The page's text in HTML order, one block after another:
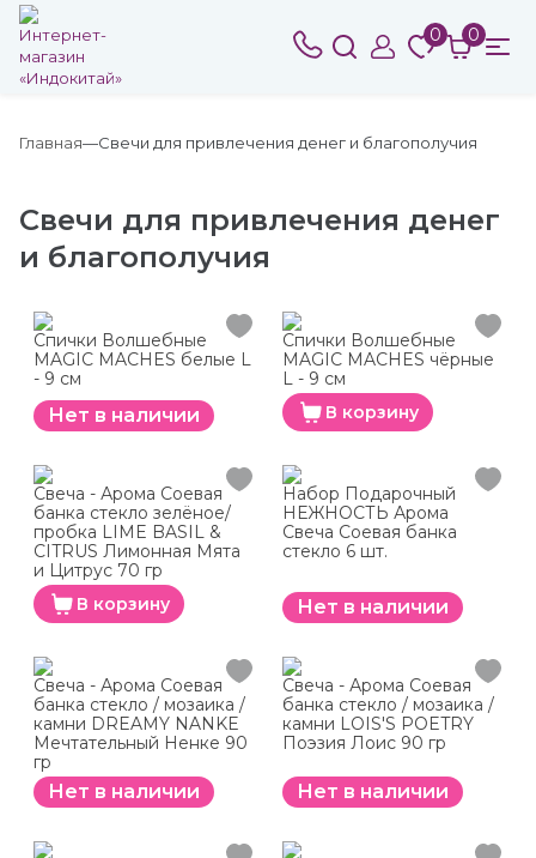
0 0
Главная Свечи для привлечения денег и благополучия
Свечи для привлечения денег
и благополучия
Спички Волшебные
MAGIC MACHES белые L
- 9 см
Нет в наличии
Спички Волшебные
MAGIC MACHES чёрные
L - 9 см
В корзину
Свеча - Арома Соевая
банка стекло зелёное/
пробка LIME BASIL &
CITRUS Лимонная Мята
и Цитрус 70 гр
В корзину
Набор Подарочный
НЕЖНОСТЬ Арома
Свеча Соевая банка
стекло 6 шт.
Нет в наличии
Свеча - Арома Соевая
банка стекло / мозаика /
камни DREAMY NANKE
Мечтательный Ненке 90
гр
Нет в наличии
Свеча - Арома Соевая
банка стекло / мозаика /
камни LOIS'S POETRY
Поэзия Лоис 90 гр
Нет в наличии